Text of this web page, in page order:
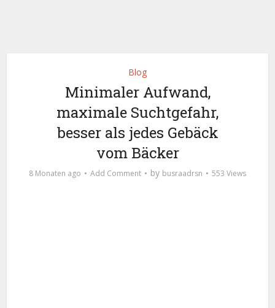
Blog
Minimaler Aufwand,
maximale Suchtgefahr,
besser als jedes Gebäck
vom Bäcker
8 Monaten ago Add Comment by busraadrsn 553 Views